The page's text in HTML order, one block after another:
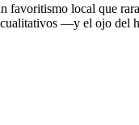
favoritismo local que
cualitativos —y el ojo